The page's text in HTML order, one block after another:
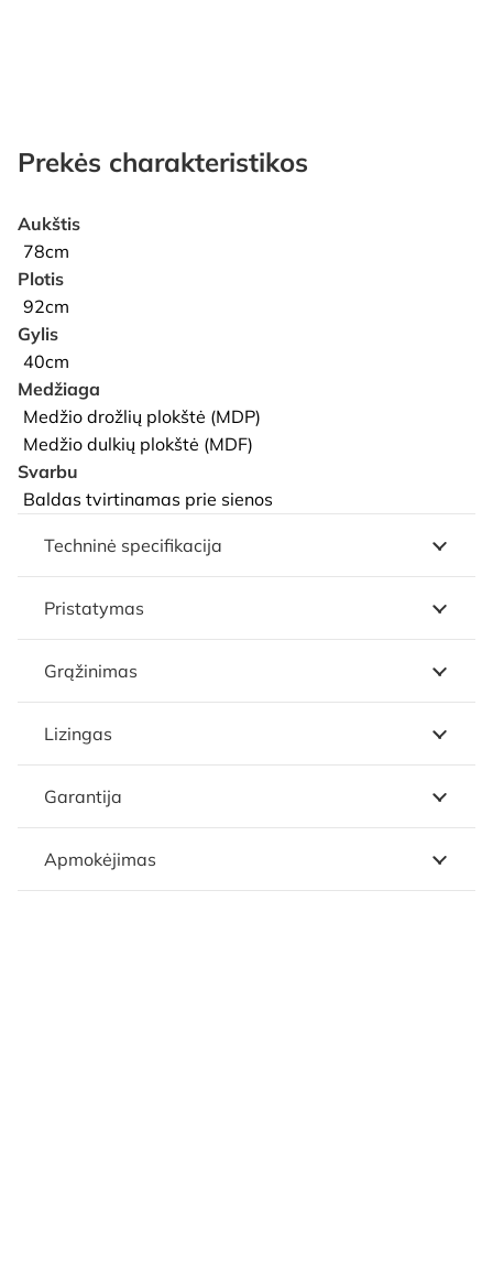
Prekės charakteristikos
Aukštis
78cm
Plotis
92cm
Gylis
40cm
Medžiaga
Medžio drožlių plokštė (MDP)
Medžio dulkių plokštė (MDF)
Svarbu
Baldas tvirtinamas prie sienos
Techninė specifikacija
Pristatymas
Grąžinimas
Lizingas
Garantija
Apmokėjimas